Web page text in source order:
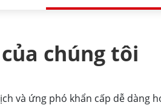
chúng tôi
và ứng phó khẩn cấp dễ dàng